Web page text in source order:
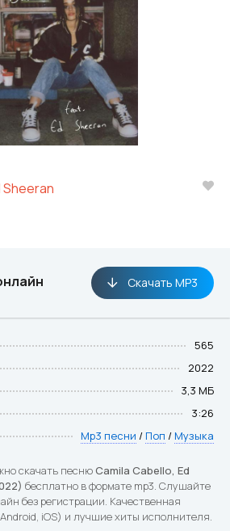
Sheeran
Скачать MP3
565
2022
3,3 МБ
3:26
Mp3 песни / Поп / Музыка
скачать песнюCamila Cabello, Ed
бесплатно в формате mp3. Слушайте
без регистрации. Качественная
iOS) и лучшие хиты исполнителя.